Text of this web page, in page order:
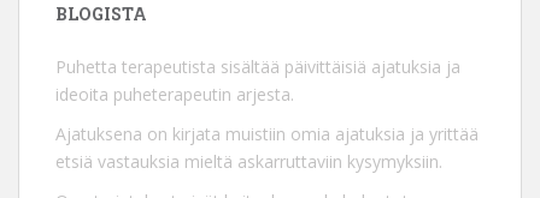
BLOGISTA
Puhetta terapeutista sisältää päivittäisiä ajatuksia ja
ideoita puheterapeutin arjesta.
Ajatuksena on kirjata muistiin omia ajatuksia ja yrittää
etsiä vastauksia mieltä askarruttaviin kysymyksiin.